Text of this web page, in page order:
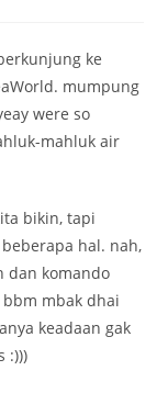
ke
mumpung
were so
mahluk air
bikin, tapi
hal. nah,
dan komando
mbak dhai
keadaan gak
:)))